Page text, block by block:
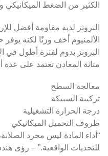
الكثير من الضغط الميكانيكي
البرونز لديه مقاومة أفضل
الألمنيوم أخف وزنًا لكنه يوفر
البرونز يدوم لفترة أطول في
متانة المعادن تعتمد على عدة
معالجة السطح
تركيبة السبيكة
درجة الحرارة التشغيلية
ظروف التحميل الميكانيكي
“أداء المادة ليس مجرد
للتحديات الواقعية.” – رؤى